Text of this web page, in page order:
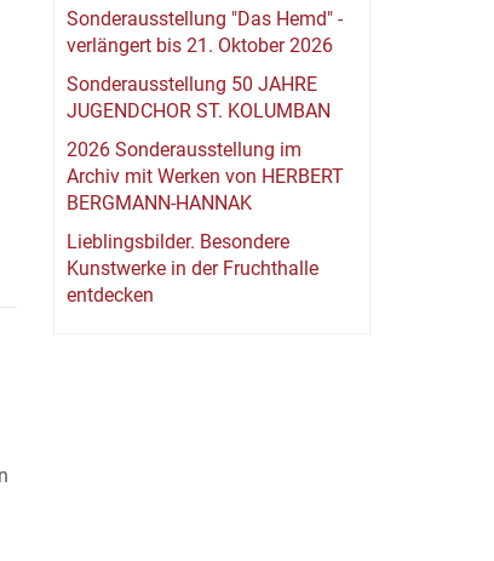
Sonderausstellung "Das Hemd" -
verlängert bis 21. Oktober 2026
Sonderausstellung 50 JAHRE
JUGENDCHOR ST. KOLUMBAN
2026 Sonderausstellung im
Archiv mit Werken von HERBERT
BERGMANN-HANNAK
Lieblingsbilder. Besondere
Kunstwerke in der Fruchthalle
entdecken